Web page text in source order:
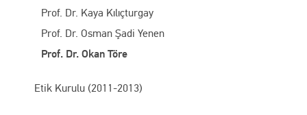
Prof. Dr. Kaya Kılıçturgay
Prof. Dr. Osman Şadi Yenen
Prof. Dr. Okan Töre
Etik Kurulu (2011-2013)